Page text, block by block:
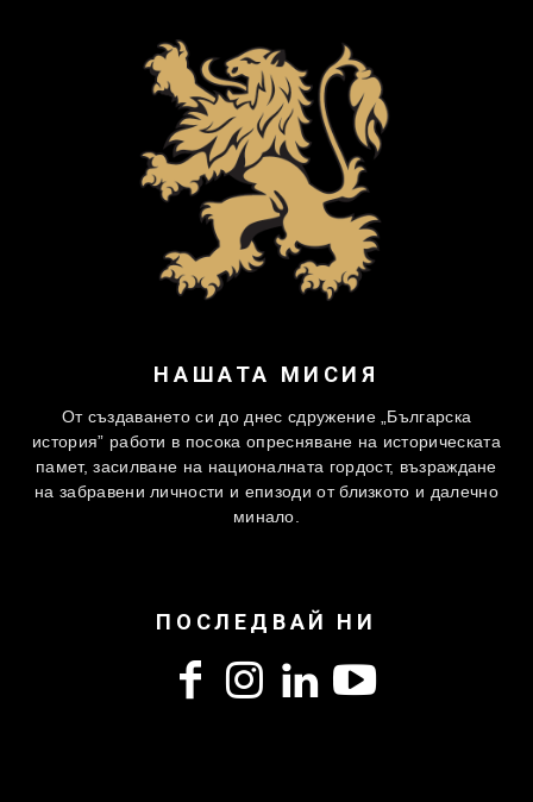
НАШАТА МИСИЯ
От създаването си до днес сдружение „Българска
история” работи в посока опресняване на историческата
памет, засилване на националната гордост, възраждане
на забравени личности и епизоди от близкото и далечно
минало.
ПОСЛЕДВАЙ НИ